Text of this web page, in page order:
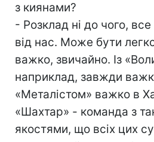
з киянами?
- Розклад ні до чого,
від нас. Може бути
важко, звичайно. Із
наприклад, завжди
«Металістом» важко в
«Шахтар» - команда з
якостями, що всіх цих